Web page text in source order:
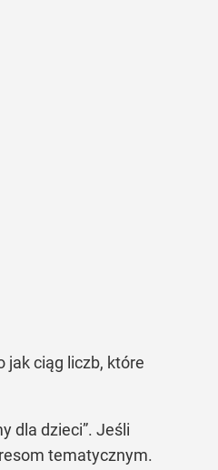
jak ciąg liczb, które
dla dzieci”. Jeśli
tematycznym.